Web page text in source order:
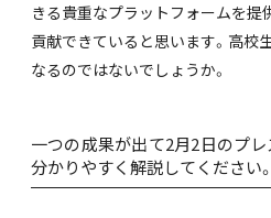
きる貴重なプラットフォームを提
貢献できていると思います。高校
なるのではないでしょうか。
一つの成果が出て2月2日のプレ
分かりやすく解説してください。